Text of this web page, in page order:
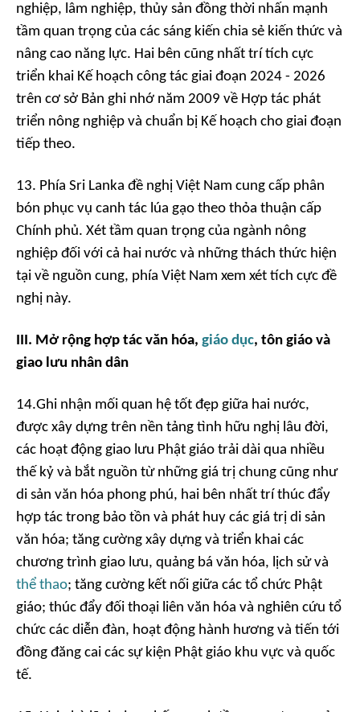
nghiệp, lâm nghiệp, thủy sản đồng thời nhấn mạnh
tầm quan trọng của các sáng kiến chia sẻ kiến thức và
nâng cao năng lực. Hai bên cũng nhất trí tích cực
triển khai Kế hoạch công tác giai đoạn 2024 - 2026
trên cơ sở Bản ghi nhớ năm 2009 về Hợp tác phát
triển nông nghiệp và chuẩn bị Kế hoạch cho giai đoạn
tiếp theo.
13. Phía Sri Lanka đề nghị Việt Nam cung cấp phân
bón phục vụ canh tác lúa gạo theo thỏa thuận cấp
Chính phủ. Xét tầm quan trọng của ngành nông
nghiệp đối với cả hai nước và những thách thức hiện
tại về nguồn cung, phía Việt Nam xem xét tích cực đề
nghị này.
III. Mở rộng hợp tác văn hóa, giáo dục, tôn giáo và
giao lưu nhân dân
14.Ghi nhận mối quan hệ tốt đẹp giữa hai nước,
được xây dựng trên nền tảng tình hữu nghị lâu đời,
các hoạt động giao lưu Phật giáo trải dài qua nhiều
thế kỷ và bắt nguồn từ những giá trị chung cũng như
di sản văn hóa phong phú, hai bên nhất trí thúc đẩy
hợp tác trong bảo tồn và phát huy các giá trị di sản
văn hóa; tăng cường xây dựng và triển khai các
chương trình giao lưu, quảng bá văn hóa, lịch sử và
thể thao; tăng cường kết nối giữa các tổ chức Phật
giáo; thúc đẩy đối thoại liên văn hóa và nghiên cứu tổ
chức các diễn đàn, hoạt động hành hương và tiến tới
đồng đăng cai các sự kiện Phật giáo khu vực và quốc
tế.